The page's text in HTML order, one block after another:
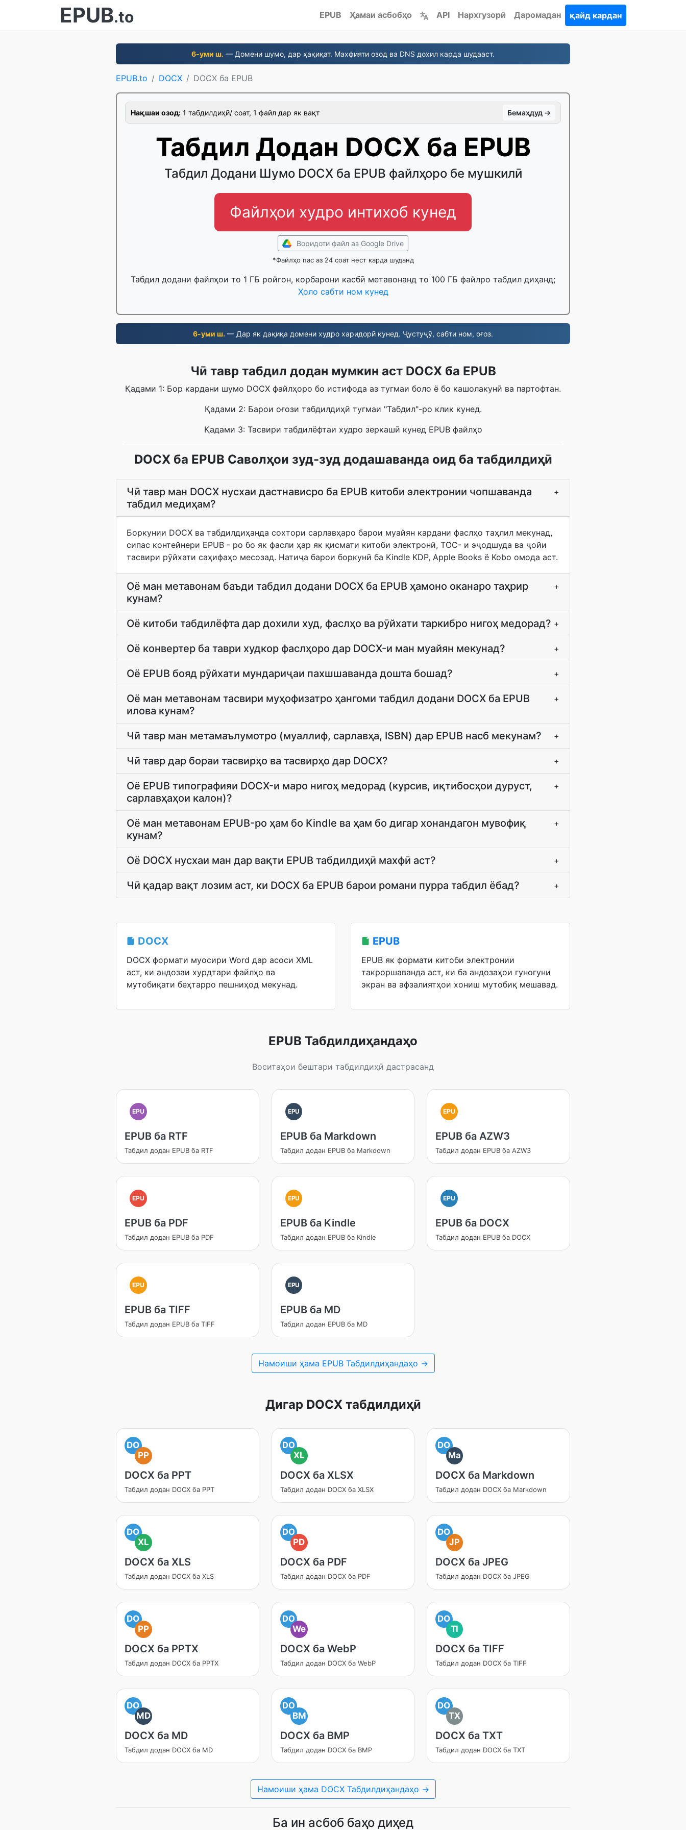
EPUB.to EPUB Ҳамаи асбобҳо API Нархгузорӣ Даромадан қайд кардан
6-уми ш. — Домени шумо, дар ҳақиқат. Махфияти озод ва DNS дохил карда шудааст.
EPUB.to DOCX DOCX ба EPUB
Нақшаи озод: 1 табдилдиҳӣ/ соат, 1 файл дар як вақт Бемаҳдуд →
Табдил Додан DOCX ба EPUB
Табдил Додани Шумо DOCX ба EPUB файлҳоро бе мушкилӣ
Файлҳои худро интихоб кунед
Воридоти файл аз Google Drive
*Файлҳо пас аз 24 соат нест карда шуданд
Табдил додани файлҳои то 1 ГБ ройгон, корбарони касбӣ метавонанд то 100 ГБ файлро табдил диҳанд;
Ҳоло сабти ном кунед
6-уми ш. — Дар як дақиқа домени худро харидорӣ кунед. Ҷустуҷӯ, сабти ном, оғоз.
Чӣ тавр табдил додан мумкин аст DOCX ба EPUB
Қадами 1: Бор кардани шумо DOCX файлҳоро бо истифода аз тугмаи боло ё бо кашолакунӣ ва партофтан.
Қадами 2: Барои оғози табдилдиҳӣ тугмаи "Табдил"-ро клик кунед.
Қадами 3: Тасвири табдилёфтаи худро зеркашӣ кунед EPUB файлҳо
DOCX ба EPUB Саволҳои зуд-зуд додашаванда оид ба табдилдиҳӣ
Чӣ тавр ман DOCX нусхаи дастнависро ба EPUB китоби электронии чопшаванда
табдил медиҳам?
+
Боркунии DOCX ва табдилдиҳанда сохтори сарлавҳаро барои муайян кардани фаслҳо таҳлил мекунад,
сипас контейнери EPUB - ро бо як фасли ҳар як қисмати китоби электронӣ, TOC- и эҷодшуда ва ҷойи
тасвири рӯйхати саҳифаҳо месозад. Натиҷа барои боркунӣ ба Kindle KDP, Apple Books ё Kobo омода аст.
Оё ман метавонам баъди табдил додани DOCX ба EPUB ҳамоно оканаро таҳрир
кунам?
+
Оё китоби табдилёфта дар дохили худ, фаслҳо ва рӯйхати таркибро нигоҳ медорад? +
Оё конвертер ба таври худкор фаслҳоро дар DOCX-и ман муайян мекунад? +
Оё EPUB бояд рӯйхати мундариҷаи пахшшаванда дошта бошад? +
Оё ман метавонам тасвири муҳофизатро ҳангоми табдил додани DOCX ба EPUB
илова кунам?
+
Чӣ тавр ман метамаълумотро (муаллиф, сарлавҳа, ISBN) дар EPUB насб мекунам? +
Чӣ тавр дар бораи тасвирҳо ва тасвирҳо дар DOCX? +
Оё EPUB типографияи DOCX-и маро нигоҳ медорад (курсив, иқтибосҳои дуруст,
сарлавҳаҳои калон)?
+
Оё ман метавонам EPUB-ро ҳам бо Kindle ва ҳам бо дигар хонандагон мувофиқ
кунам?
+
Оё DOCX нусхаи ман дар вақти EPUB табдилдиҳӣ махфӣ аст? +
Чӣ қадар вақт лозим аст, ки DOCX ба EPUB барои романи пурра табдил ёбад? +
DOCX
DOCX формати муосири Word дар асоси XML
аст, ки андозаи хурдтари файлҳо ва
мутобиқати беҳтарро пешниҳод мекунад.
EPUB
EPUB як формати китоби электронии
такроршаванда аст, ки ба андозаҳои гуногуни
экран ва афзалиятҳои хониш мутобиқ мешавад.
EPUB Табдилдиҳандаҳо
Воситаҳои бештари табдилдиҳӣ дастрасанд
EPU
EPUB ба RTF
Табдил додан EPUB ба RTF
EPU
EPUB ба Markdown
Табдил додан EPUB ба Markdown
EPU
EPUB ба AZW3
Табдил додан EPUB ба AZW3
EPU
EPUB ба PDF
Табдил додан EPUB ба PDF
EPU
EPUB ба Kindle
Табдил додан EPUB ба Kindle
EPU
EPUB ба DOCX
Табдил додан EPUB ба DOCX
EPU
EPUB ба TIFF
Табдил додан EPUB ба TIFF
EPU
EPUB ба MD
Табдил додан EPUB ба MD
Намоиши ҳама EPUB Табдилдиҳандаҳо →
Дигар DOCX табдилдиҳӣ
DO
PP
DOCX ба PPT
Табдил додан DOCX ба PPT
DO
XL
DOCX ба XLSX
Табдил додан DOCX ба XLSX
DO
Ma
DOCX ба Markdown
Табдил додан DOCX ба Markdown
DO
XL
DOCX ба XLS
Табдил додан DOCX ба XLS
DO
PD
DOCX ба PDF
Табдил додан DOCX ба PDF
DO
JP
DOCX ба JPEG
Табдил додан DOCX ба JPEG
DO
PP
DOCX ба PPTX
Табдил додан DOCX ба PPTX
DO
We
DOCX ба WebP
Табдил додан DOCX ба WebP
DO
TI
DOCX ба TIFF
Табдил додан DOCX ба TIFF
DO
MD
DOCX ба MD
Табдил додан DOCX ба MD
DO
BM
DOCX ба BMP
Табдил додан DOCX ба BMP
DO
TX
DOCX ба TXT
Табдил додан DOCX ба TXT
Намоиши ҳама DOCX Табдилдиҳандаҳо →
Ба ин асбоб баҳо диҳед